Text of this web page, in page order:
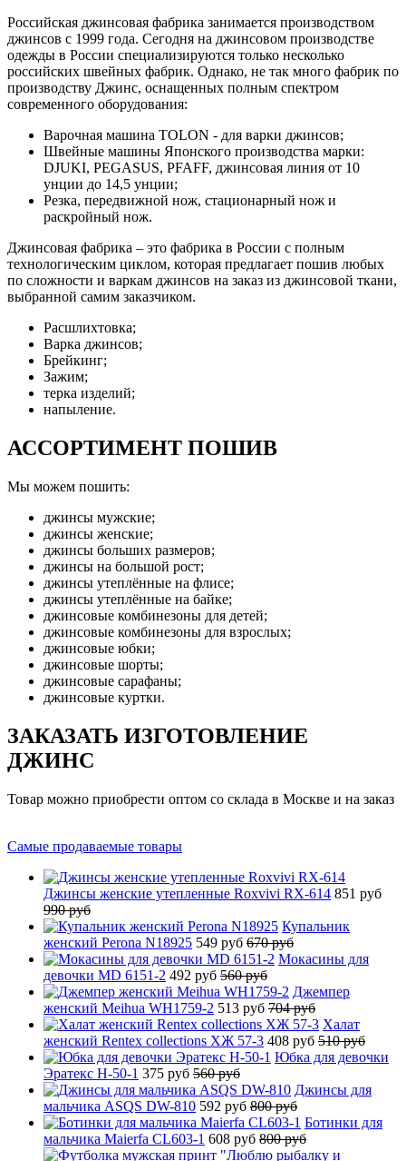
Российская джинсовая фабрика занимается производством
джинсов с 1999 года. Сегодня на джинсовом производстве
одежды в России специализируются только несколько
российских швейных фабрик. Однако, не так много фабрик по
производству Джинс, оснащенных полным спектром
современного оборудования:
Варочная машина TOLON - для варки джинсов;
Швейные машины Японского производства марки:
DJUKI, PEGASUS, PFAFF, джинсовая линия от 10
унции до 14,5 унции;
Резка, передвижной нож, стационарный нож и
раскройный нож.
Джинсовая фабрика – это фабрика в России с полным
технологическим циклом, которая предлагает пошив любых
по сложности и варкам джинсов на заказ из джинсовой ткани,
выбранной самим заказчиком.
Расшлихтовка;
Варка джинсов;
Брейкинг;
Зажим;
терка изделий;
напыление.
АССОРТИМЕНТ ПОШИВ
Мы можем пошить:
джинсы мужские;
джинсы женские;
джинсы больших размеров;
джинсы на большой рост;
джинсы утеплённые на флисе;
джинсы утеплённые на байке;
джинсовые комбинезоны для детей;
джинсовые комбинезоны для взрослых;
джинсовые юбки;
джинсовые шорты;
джинсовые сарафаны;
джинсовые куртки.
ЗАКАЗАТЬ ИЗГОТОВЛЕНИЕ
ДЖИНС
Товар можно приобрести оптом со склада в Москве и на заказ
Самые продаваемые товары
Джинсы женские утепленные Roxvivi RX-614 851 руб
990 руб
Купальник
женский Perona N18925 549 руб 670 руб
Мокасины для
девочки MD 6151-2 492 руб 560 руб
Джемпер
женский Meihua WH1759-2 513 руб 704 руб
Халат
женский Rentex collections ХЖ 57-3 408 руб 510 руб
Юбка для девочки
Эратекс H-50-1 375 руб 560 руб
Джинсы для
мальчика ASQS DW-810 592 руб 800 руб
Ботинки для
мальчика Maierfa CL603-1 608 руб 800 руб